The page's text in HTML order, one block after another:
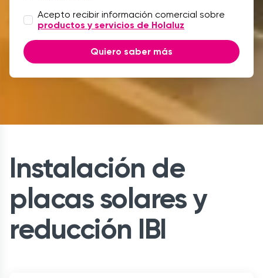
Acepto recibir información comercial sobre
productos y servicios de Holaluz
Quiero saber más
Instalación de
placas solares y
reducción IBI